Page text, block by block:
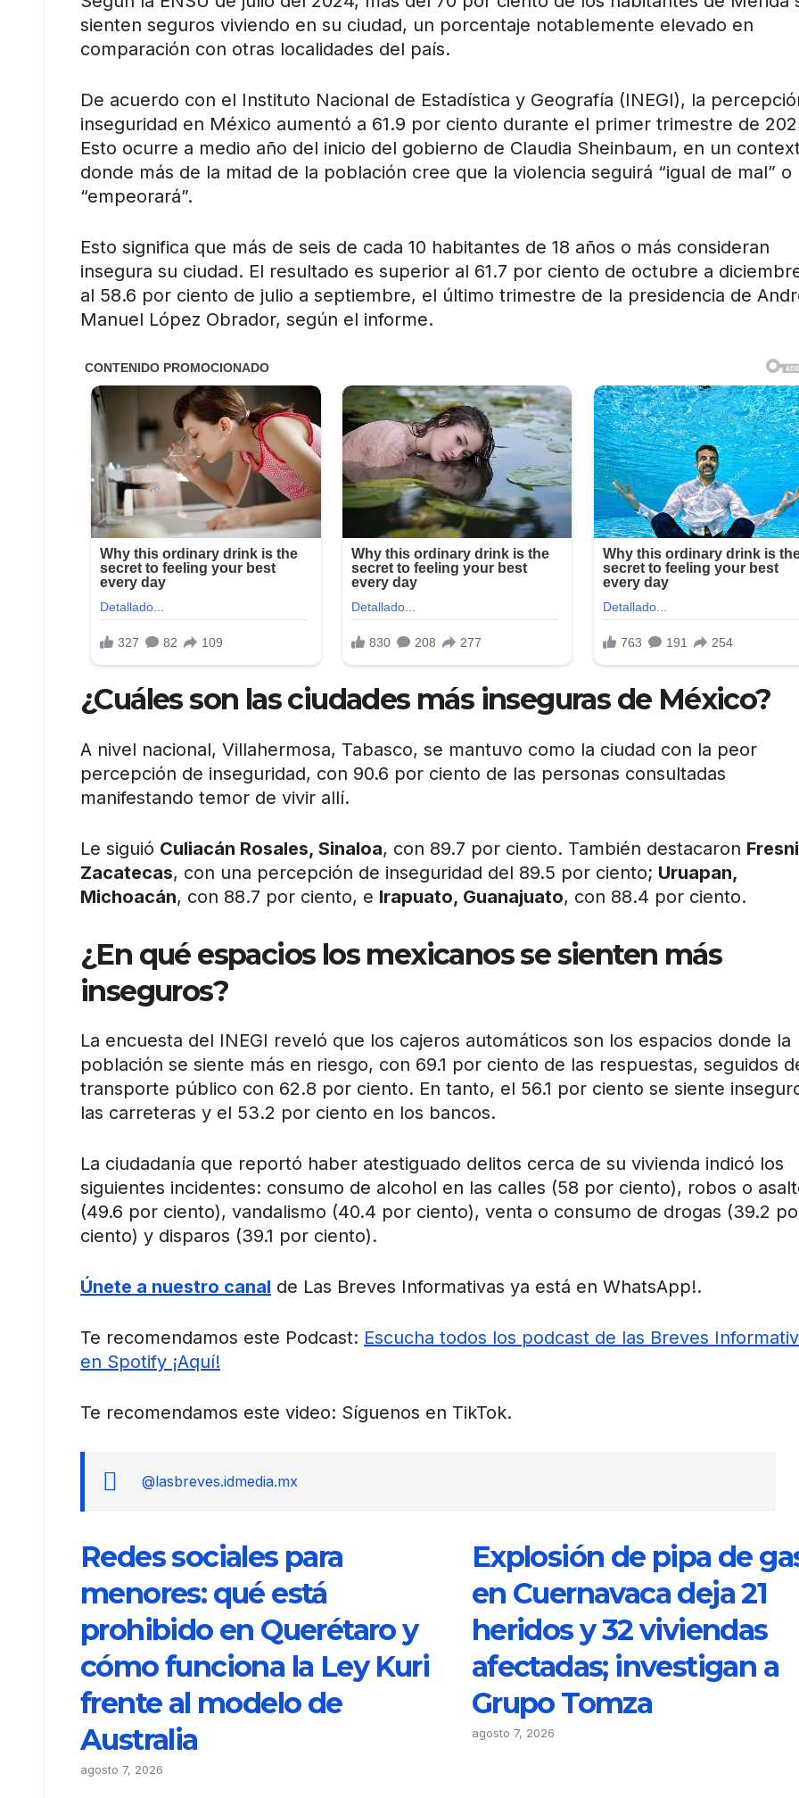
sienten seguros viviendo en su ciudad, un porcentaje notablemente elevado en
comparación con otras localidades del país.
De acuerdo con el Instituto Nacional de Estadística y Geografía (INEGI), la
inseguridad en México aumentó a 61.9 por ciento durante el primer trimestre de
Esto ocurre a medio año del inicio del gobierno de Claudia Sheinbaum, en un
donde más de la mitad de la población cree que la violencia seguirá “igual de mal” o
“empeorará”.
Esto significa que más de seis de cada 10 habitantes de 18 años o más consideran
insegura su ciudad. El resultado es superior al 61.7 por ciento de octubre a
al 58.6 por ciento de julio a septiembre, el último trimestre de la presidencia de
Manuel López Obrador, según el informe.
¿Cuáles son las ciudades más inseguras de México?
A nivel nacional, Villahermosa, Tabasco, se mantuvo como la ciudad con la peor
percepción de inseguridad, con 90.6 por ciento de las personas consultadas
manifestando temor de vivir allí.
Le siguió Culiacán Rosales, Sinaloa, con 89.7 por ciento. También destacaron
Zacatecas, con una percepción de inseguridad del 89.5 por ciento; Uruapan,
Michoacán, con 88.7 por ciento, e Irapuato, Guanajuato, con 88.4 por ciento.
¿En qué espacios los mexicanos se sienten más
inseguros?
La encuesta del INEGI reveló que los cajeros automáticos son los espacios donde la
población se siente más en riesgo, con 69.1 por ciento de las respuestas, seguidos
transporte público con 62.8 por ciento. En tanto, el 56.1 por ciento se siente
las carreteras y el 53.2 por ciento en los bancos.
La ciudadanía que reportó haber atestiguado delitos cerca de su vivienda indicó los
siguientes incidentes: consumo de alcohol en las calles (58 por ciento), robos o
(49.6 por ciento), vandalismo (40.4 por ciento), venta o consumo de drogas (39.2
ciento) y disparos (39.1 por ciento).
Únete a nuestro canal de Las Breves Informativas ya está en WhatsApp!.
Te recomendamos este Podcast: Escucha todos los podcast de las Breves
en Spotify ¡Aquí!
Te recomendamos este video: Síguenos en TikTok.
@lasbreves.idmedia.mx
Redes sociales para
menores: qué está
prohibido en Querétaro y
cómo funciona la Ley Kuri
frente al modelo de
Australia
agosto 7, 2026
Explosión de pipa de
en Cuernavaca deja 21
heridos y 32 viviendas
afectadas; investigan a
Grupo Tomza
agosto 7, 2026